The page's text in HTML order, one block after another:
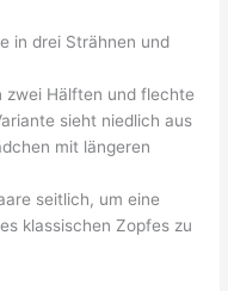
in drei Strähnen und
zwei Hälften und flechte
sieht niedlich aus
mit längeren
seitlich, um eine
klassischen Zopfes zu